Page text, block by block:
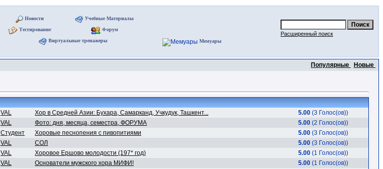
Новости
Учебные Материалы
Тестирование
Форум
Виртуальные тренажеры
Мемуары
Расширенный поиск
Популярные
Новые
VAL Хор в Средней Азии: Бухара, Самарканд, Учкудук, Ташкент... 5.00 (3 Голос(ов))
VAL Фото: дня, месяца, семестра, ФОРУМА 5.00 (2 Голос(ов))
Студент Хоровые песнопения с пивопитиями 5.00 (3 Голос(ов))
VAL СОЛ 5.00 (3 Голос(ов))
VAL Хоровое Ершово молодости (197* год) 5.00 (1 Голос(ов))
VAL Основатели мужского хора МИФИ! 5.00 (1 Голос(ов))